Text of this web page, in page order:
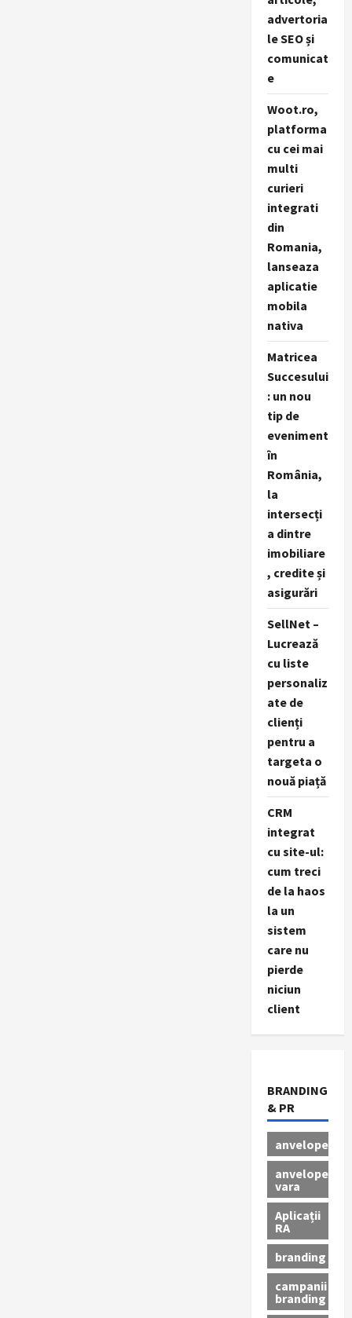
advertoria
le SEO și
comunicat
e
Woot.ro,
platforma
cu cei mai
multi
curieri
integrati
din
Romania,
lanseaza
aplicatie
mobila
nativa
Matricea
Succesului
: un nou
tip de
eveniment
în
România,
la
intersecți
a dintre
imobiliare
, credite și
asigurări
SellNet –
Lucrează
cu liste
personaliz
ate de
clienți
pentru a
targeta o
nouă piață
CRM
integrat
cu site-ul:
cum treci
de la haos
la un
sistem
care nu
pierde
niciun
client
BRANDING
& PR
anvelope
anvelope
vara
Aplicații
RA
branding
campanii
branding